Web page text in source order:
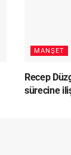
MANŞET
Recep
sürecine